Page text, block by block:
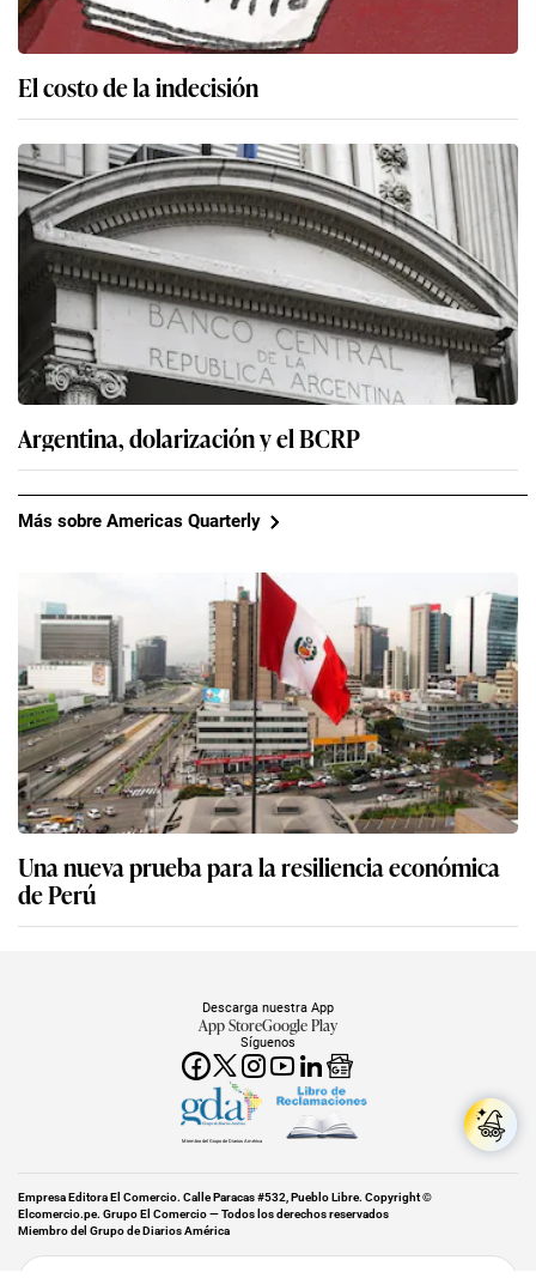
El costo de la indecisión
Argentina, dolarización y el BCRP
Más sobre Americas Quarterly
Una nueva prueba para la resiliencia económica
de Perú
Síguenos
Descarga nuestra App
App StoreGoogle Play
Miembro del Grupo de Diarios América
Empresa Editora El Comercio. Calle Paracas #532, Pueblo Libre. Copyright ©
Elcomercio.pe. Grupo El Comercio — Todos los derechos reservados
Miembro del Grupo de Diarios América